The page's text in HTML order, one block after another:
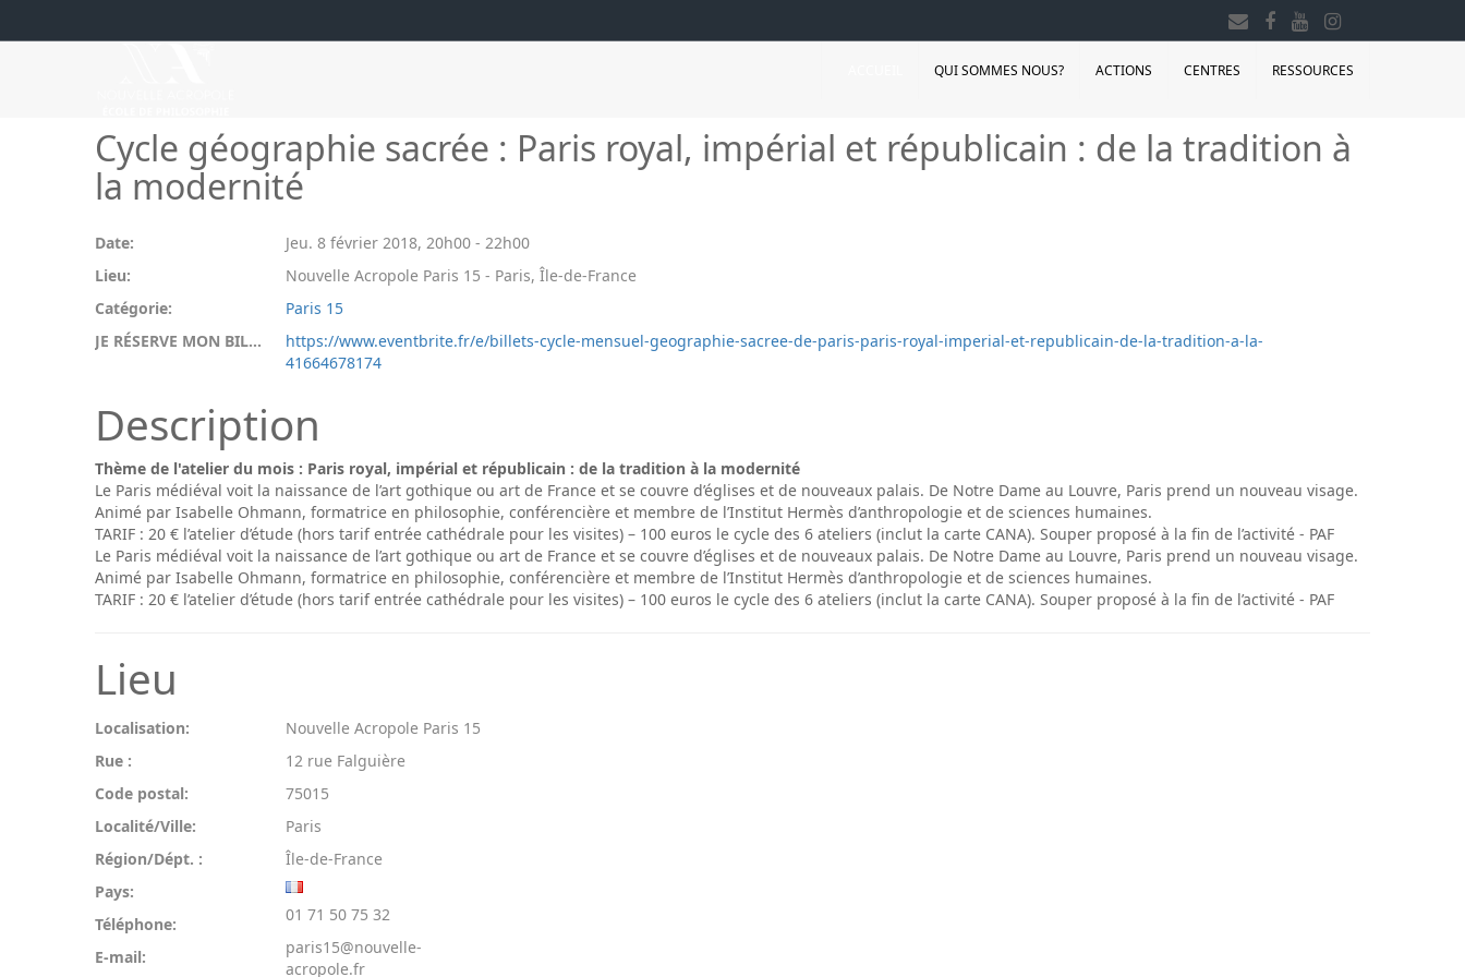
QUI SOMMES NOUS? ACTIONS CENTRES RESSOURCES
Cycle géographie sacrée : Paris royal, impérial et républicain : de la tradition à
la modernité
Date: Jeu. 8 février 2018, 20h00 - 22h00
Lieu:
Nouvelle Acropole Paris 15 - Paris, Île-de-France
Catégorie:
Paris 15
JE RÉSERVE MON BILLET:
https://www.eventbrite.fr/e/billets-cycle-mensuel-geographie-sacree-de-paris-paris-royal-imperial-et-republicain-de-la-tradition-a-la-
41664678174
Description
Thème de l'atelier du mois : Paris royal, impérial et républicain : de la tradition à la modernité
Le Paris médiéval voit la naissance de l’art gothique ou art de France et se couvre d’églises et de nouveaux palais. De Notre Dame au Louvre, Paris prend un nouveau visage.
Animé par Isabelle Ohmann, formatrice en philosophie, conférencière et membre de l’Institut Hermès d’anthropologie et de sciences humaines.
TARIF : 20 € l’atelier d’étude (hors tarif entrée cathédrale pour les visites) – 100 euros le cycle des 6 ateliers (inclut la carte CANA). Souper proposé à la fin de l’activité - PAF
Le Paris médiéval voit la naissance de l’art gothique ou art de France et se couvre d’églises et de nouveaux palais. De Notre Dame au Louvre, Paris prend un nouveau visage.
Animé par Isabelle Ohmann, formatrice en philosophie, conférencière et membre de l’Institut Hermès d’anthropologie et de sciences humaines.
TARIF : 20 € l’atelier d’étude (hors tarif entrée cathédrale pour les visites) – 100 euros le cycle des 6 ateliers (inclut la carte CANA). Souper proposé à la fin de l’activité - PAF
Lieu
Localisation:
Nouvelle Acropole Paris 15
Rue :
12 rue Falguière
Code postal:
75015
Localité/Ville:
Paris
Région/Dépt. :
Île-de-France
Pays:
Téléphone:
01 71 50 75 32
E-mail:
paris15@nouvelle-
acropole.fr